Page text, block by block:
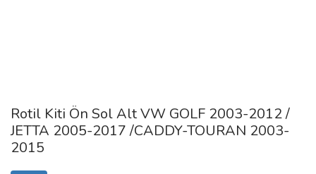
Rotil Kiti Ön Sol Alt VW GOLF 2003-2012 /
JETTA 2005-2017 /CADDY-TOURAN 2003-
2015